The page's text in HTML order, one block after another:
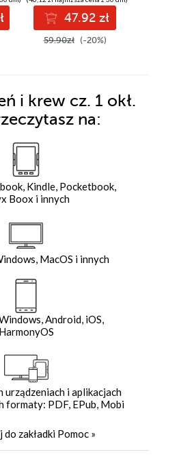
47.92 zł
59.90zł (-20%)
i krew cz. 1 okł.
na:
Kindle, Pocketbook,
Boox i innych
MacOS i innych
Android, iOS,
HarmonyOS
urządzeniach i aplikacjach
formaty: PDF, EPub, Mobi
zakładki Pomoc »